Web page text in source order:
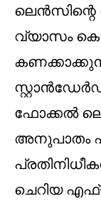
വ്യാസം
ഫോക്കൽ
അനുപാതം
ചെറിയ